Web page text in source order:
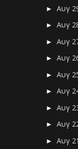
►Αυγ
►Αυγ
►Αυγ
►Αυγ
►Αυγ
►Αυγ
►Αυγ
►Αυγ
►Αυγ